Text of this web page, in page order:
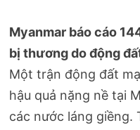
Myanmar báo cáo
bị thương do động
Một trận động đất
hậu quả nặng nề tại
các nước láng giềng.